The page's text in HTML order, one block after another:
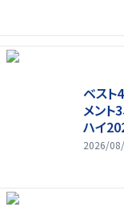
ベスト
メント
ハイ
2026/